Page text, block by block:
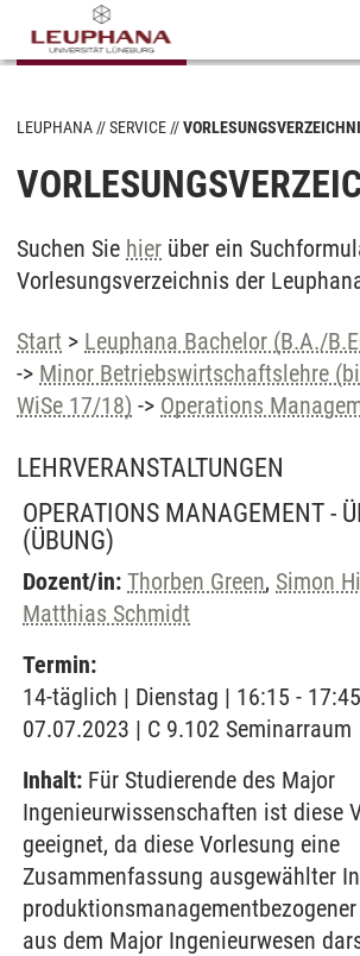
LEUPHANA SERVICE
Suchen Sie hier über ein
Vorlesungsverzeichnis der
Start > Leuphana Bachelor (B.A./
-> Minor Betriebswirtschaftslehre
WiSe 17/18) -> Operations
LEHRVERANSTALTUNGEN
OPERATIONS MANAGEMENT -
(ÜBUNG)
Dozent/in: Thorben Green, Simon
Matthias Schmidt
Termin:
14-täglich | Dienstag | 16:15 -
07.07.2023 | C 9.102 Seminarraum
Inhalt: Für Studierende des Major
Ingenieurwissenschaften ist diese
geeignet, da diese Vorlesung eine
Zusammenfassung ausgewählter
aus dem Major Ingenieurwesen